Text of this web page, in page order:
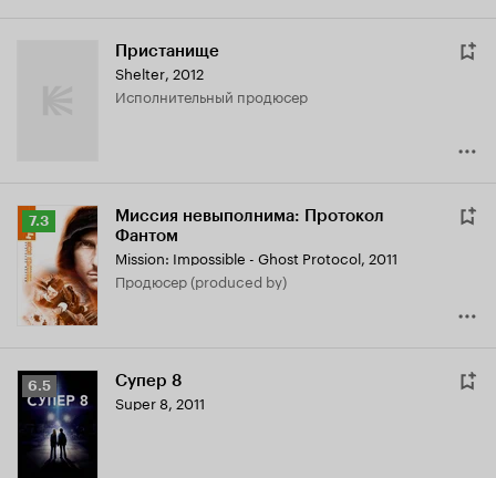
Пристанище
Shelter, 2012
исполнительный продюсер
Рейтинг
Кинопоиска
7.3
7.3
Миссия невыполнима: Протокол
Фантом
Mission: Impossible - Ghost Protocol, 2011
продюсер (produced by)
Рейтинг
Кинопоиска
6.5
6.5 Супер 8
Super 8, 2011